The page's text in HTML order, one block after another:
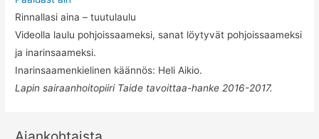
Rinnallasi aina – tuutulaulu
Videolla laulu pohjoissaameksi, sanat löytyvät pohjoissaameksi
ja inarinsaameksi.
Inarinsaamenkielinen käännös: Heli Aikio.
Lapin sairaanhoitopiiri Taide tavoittaa-hanke 2016-2017.